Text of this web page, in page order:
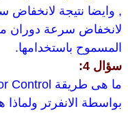
, وايضا نتيجة لانخفاض
لانخفاض سرعة دوران
المسموح باستخدامها.
سؤال 4:
بواسطة الانفرتر